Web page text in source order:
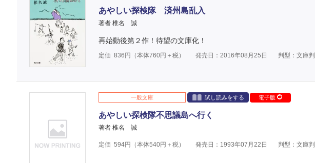
あやしい探検隊 済州島乱入
著者 椎名 誠
再始動後第２作！待望の文庫化！
定価 836 円（本体760円＋税） 発売日：2016年08月25日 判型：文庫判
一般文庫 試し読みをする 電子版
あやしい探検隊不思議島へ行く
著者 椎名 誠
定価 594円（本体540円＋税） 発売日：1993年07月22日 判型：文庫判